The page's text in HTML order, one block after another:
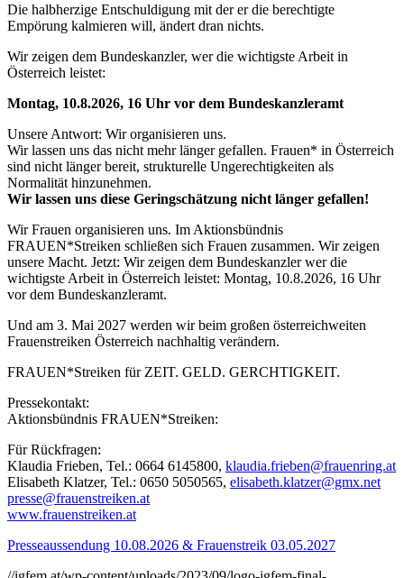
Die halbherzige Entschuldigung mit der er die berechtigte
Empörung kalmieren will, ändert dran nichts.
Wir zeigen dem Bundeskanzler, wer die wichtigste Arbeit in
Österreich leistet:
Montag, 10.8.2026, 16 Uhr vor dem Bundeskanzleramt
Unsere Antwort: Wir organisieren uns.
Wir lassen uns das nicht mehr länger gefallen. Frauen* in Österreich
sind nicht länger bereit, strukturelle Ungerechtigkeiten als
Normalität hinzunehmen.
Wir lassen uns diese Geringschätzung nicht länger gefallen!
Wir Frauen organisieren uns. Im Aktionsbündnis
FRAUEN*Streiken schließen sich Frauen zusammen. Wir zeigen
unsere Macht. Jetzt: Wir zeigen dem Bundeskanzler werdie
wichtigste Arbeit in Österreich leistet: Montag, 10.8.2026, 16 Uhr
vor dem Bundeskanzleramt.
Und am 3. Mai 2027 werden wir beim großen österreichweiten
Frauenstreiken Österreich nachhaltig verändern.
FRAUEN*Streiken für ZEIT. GELD. GERCHTIGKEIT.
Pressekontakt:
Aktionsbündnis FRAUEN*Streiken:
Für Rückfragen:
Klaudia Frieben, Tel.: 0664 6145800, klaudia.frieben@frauenring.at
Elisabeth Klatzer, Tel.: 0650 5050565, elisabeth.klatzer@gmx.net
presse@frauenstreiken.at
www.frauenstreiken.at
Presseaussendung 10.08.2026 & Frauenstreik 03.05.2027